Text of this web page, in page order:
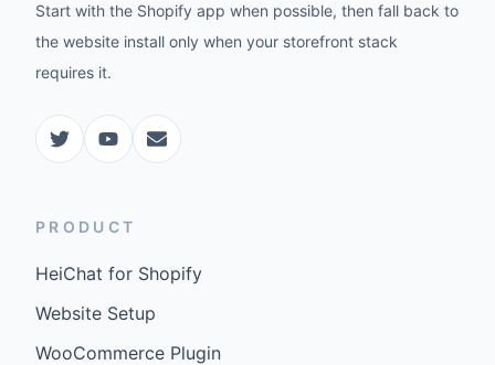
Start with the Shopify app when possible, then fall back to
the website install only when your storefront stack
requires it.
PRODUCT
HeiChat for Shopify
Website Setup
WooCommerce Plugin